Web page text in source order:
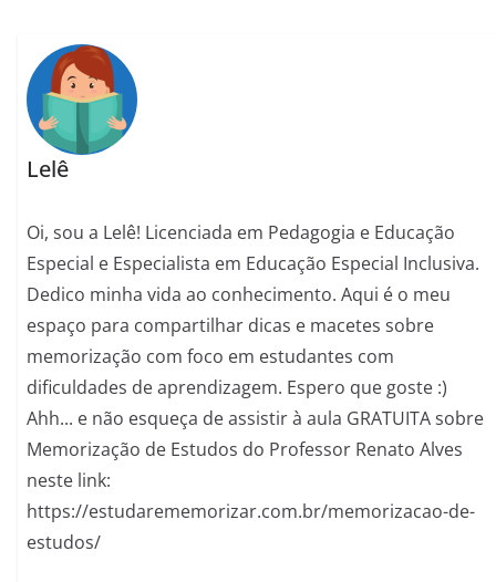
Lelê
Oi, sou a Lelê! Licenciada em Pedagogia e Educação
Especial e Especialista em Educação Especial Inclusiva.
Dedico minha vida ao conhecimento. Aqui é o meu
espaço para compartilhar dicas e macetes sobre
memorização com foco em estudantes com
dificuldades de aprendizagem. Espero que goste :)
Ahh... e não esqueça de assistir à aula GRATUITA sobre
Memorização de Estudos do Professor Renato Alves
neste link:
https://estudarememorizar.com.br/memorizacao-de-
estudos/